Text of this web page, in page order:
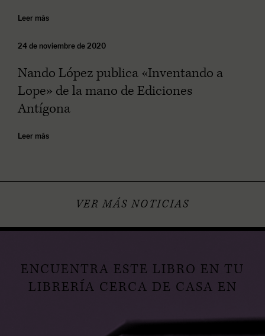
Leer más
24 de noviembre de 2020
Nando López publica «Inventando a
Lope» de la mano de Ediciones
Antígona
Leer más
VER MÁS NOTICIAS
ENCUENTRA ESTE LIBRO EN TU
LIBRERÍA CERCA DE CASA EN